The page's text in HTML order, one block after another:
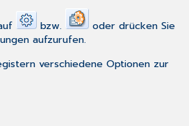
bzw.
oder drücken Sie
aufzurufen.
verschiedene Optionen zur